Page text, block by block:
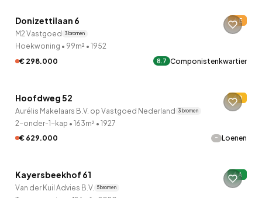
Verkocht onder voorbehoud
Donizettilaan 6 E
M2 Vastgoed 3 bronnen
Hoekwoning • 99m² • 1952
€ 298.000
8.7 Componistenkwartier
Hoofdweg 52 D
Aurélis Makelaars B.V. op Vastgoed Nederland 3 bronnen
2-onder-1-kap • 163m² • 1927
€ 629.000
- Loenen
Kayersbeekhof 61 A
Van der Kuil Advies B.V. 5 bronnen